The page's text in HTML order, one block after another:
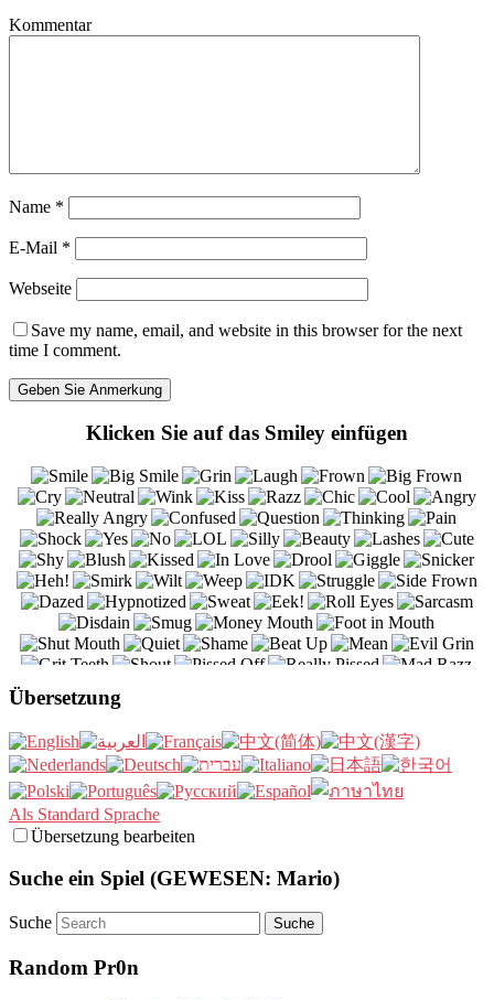
Kommentar
Name *
E-Mail *
Webseite
Save my name, email, and website in this browser for the next
time I comment.
Klicken Sie auf das Smiley einfügen
Übersetzung
Als Standard Sprache
Übersetzung bearbeiten
Suche ein Spiel (GEWESEN: Mario)
Suche
Random Pr0n